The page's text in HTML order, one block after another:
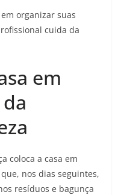
organizar suas
cuida da
em
coloca a casa em
nos dias seguintes,
resíduos e bagunça